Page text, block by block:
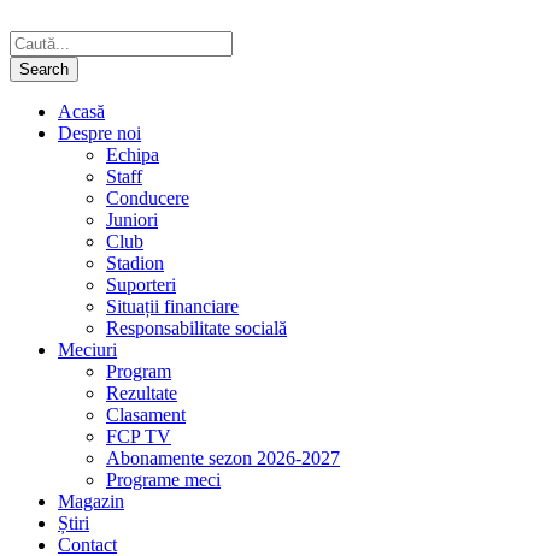
Acasă
Despre noi
Echipa
Staff
Conducere
Juniori
Club
Stadion
Suporteri
Situații financiare
Responsabilitate socială
Meciuri
Program
Rezultate
Clasament
FCP TV
Abonamente sezon 2026-2027
Programe meci
Magazin
Știri
Contact